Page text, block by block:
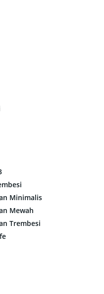
Minimalis
Mewah
Trembesi